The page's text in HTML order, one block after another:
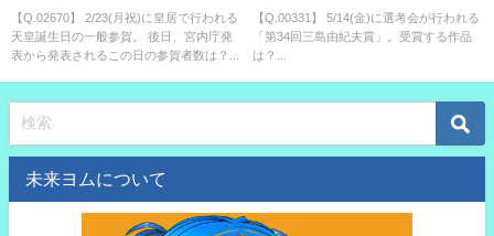
賀。 後日、宮内庁発表から発表
されるこの日の参賀者数は？
【Q.02670】 2/23(月祝)に皇居で行われる
天皇誕生日の一般参賀。 後日、宮内庁発
表から発表されるこの日の参賀者数は？...
賞」。受賞する作品は？
【Q.00331】 5/14(金)に選考会が行われる
「第34回三島由紀夫賞」。受賞する作品
は？...
未来ヨムについて